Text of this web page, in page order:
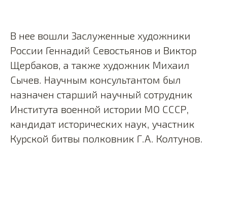
В нее вошли Заслуженные художники
России Геннадий Севостьянов и Виктор
Щербаков, а также художник Михаил
Сычев. Научным консультантом был
назначен старший научный сотрудник
Института военной истории МО СССР,
кандидат исторических наук, участник
Курской битвы полковник Г.А. Колтунов.